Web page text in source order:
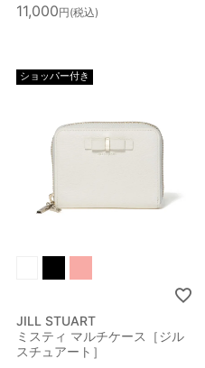
11,000 税込
ショッパー付き
JILL STUART
ミスティ マルチケース［ジル
スチュアート］